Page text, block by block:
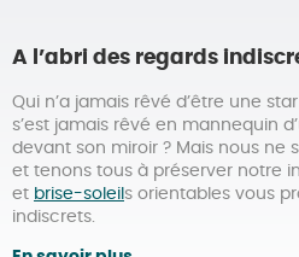
A l’abri des regards
Qui n’a jamais rêvé d’être une
s’est jamais rêvé en mannequin
devant son miroir ? Mais nous ne
et tenons tous à préserver notre
et brise-soleil s orientables vous
indiscrets.